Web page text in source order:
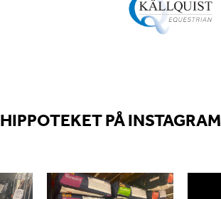
HIPPOTEKET PÅ INSTAGRAM